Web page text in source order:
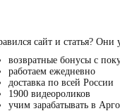
сайт и статья? Они
возвратные бонусы с
работаем ежедневно
доставка по всей России
1900 видеороликов
учим зарабатывать в Арго